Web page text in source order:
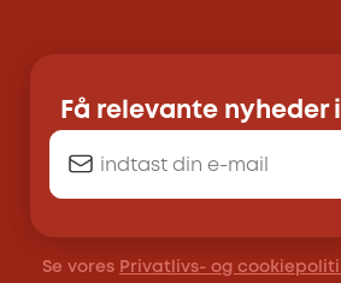
Få relevante nyheder
Se vores Privatlivs- og